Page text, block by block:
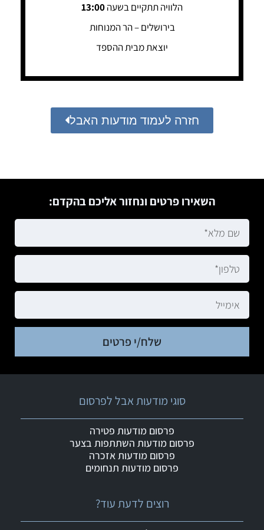
הלוויה תתקיים בשעה13:00
בירושלים – הר המנוחות
יוצאת מבית ההספד
חזרה לעמוד מודעות האבל
השאירו פרטים ונחזור אליכם בהקדם:
שלח/י פרטים
רוצים לדעת עוד?
סוגי מודעות אבל לפרסום
פרסום מודעות פטירה
פרסום מודעות השתתפות בצער
פרסום מודעות אזכרה
פרסום מודעות תנחומים